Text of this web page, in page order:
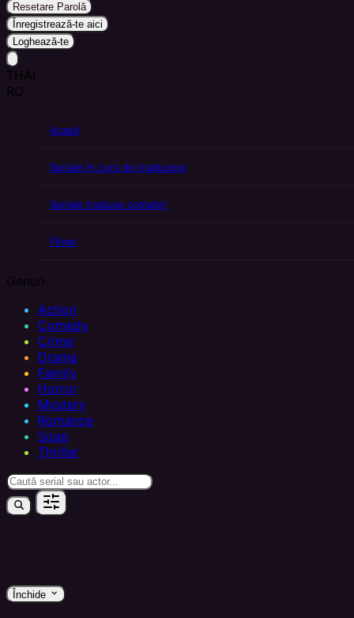
Resetare Parolă
Înregistrează-te aici
Loghează-te
THAI
RO
Acasă
Seriale în curs de traducere
Seriale traduse complet
Filme
Genuri
Action
Comedy
Crime
Drama
Family
Horror
Mystery
Romance
Soap
Thriller
Închide keyboard_arrow_down